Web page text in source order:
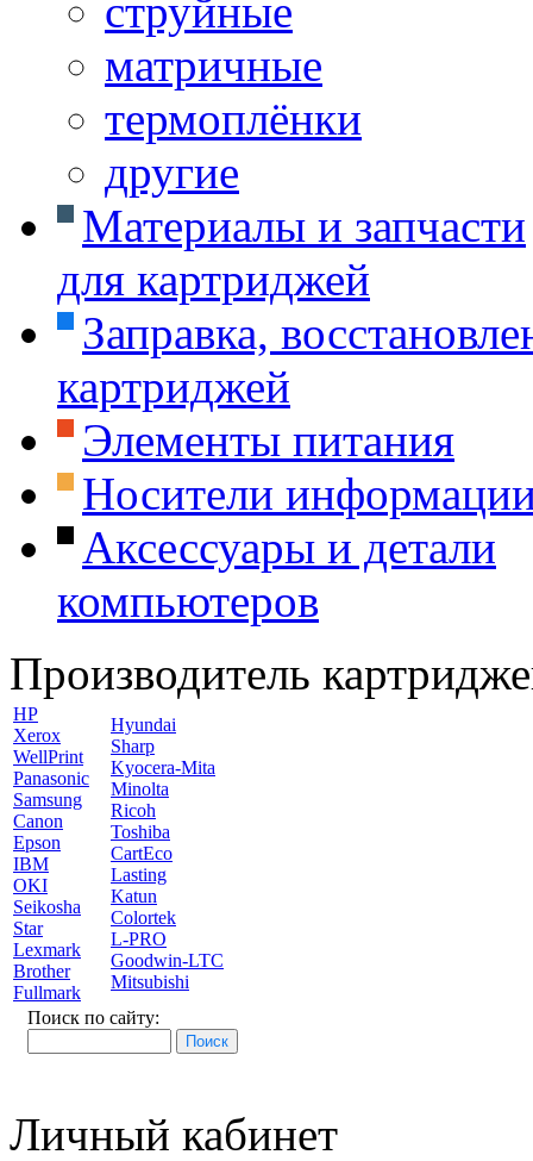
струйные
матричные
термоплёнки
другие
Материалы и запчасти
для картриджей
Заправка,
картриджей
Элементы питания
Носители
Аксессуары и детали
компьютеров
Производитель
HP
Xerox
WellPrint
Panasonic
Samsung
Canon
Epson
IBM
OKI
Seikosha
Star
Lexmark
Brother
Fullmark
Hyundai
Sharp
Kyocera-Mita
Minolta
Ricoh
Toshiba
CartEco
Lasting
Katun
Colortek
L-PRO
Goodwin-LTC
Mitsubishi
Поиск по сайту:
Личный кабинет